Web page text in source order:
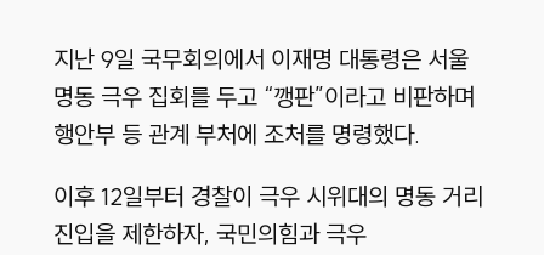
지난 9일 국무회의에서 이재명 대통령은 서울
명동 극우 집회를 두고 “깽판”이라고 비판하며
행안부 등 관계 부처에 조처를 명령했다.
이후 12일부터 경찰이 극우 시위대의 명동 거리
진입을 제한하자, 국민의힘과 극우